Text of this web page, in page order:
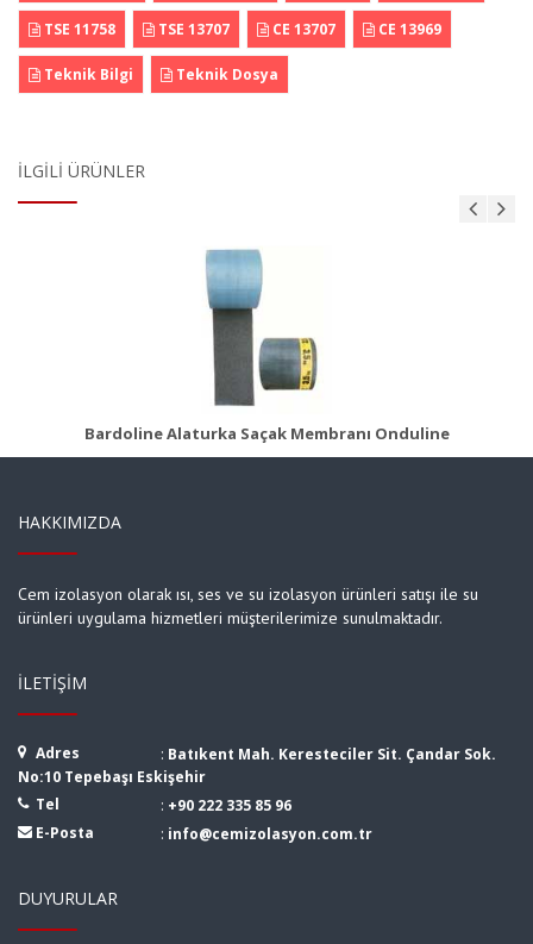
TSE 11758 TSE 13707 CE 13707 CE 13969
Teknik Bilgi Teknik Dosya
İLGILI ÜRÜNLER
Bardoline Alaturka Saçak Membranı Onduline
Bituline Astar
Ürün Detayı
HAKKIMIZDA
Cem izolasyon olarak ısı, ses ve su izolasyon ürünleri satışı ile su
ürünleri uygulama hizmetleri müşterilerimize sunulmaktadır.
İLETIŞIM
Adres : Batıkent Mah. Keresteciler Sit. Çandar Sok.
No:10 Tepebaşı Eskişehir
Tel
: +90 222 335 85 96
E-Posta
: info@cemizolasyon.com.tr
DUYURULAR